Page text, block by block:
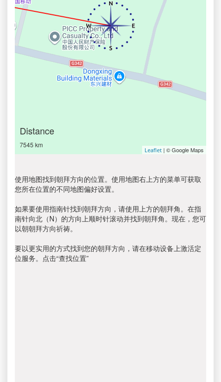
Distance
7545 km
Leaflet | © Google Maps
使用地图找到朝拜方向的位置。使用地图右上方的菜单可获取
您所在位置的不同地图偏好设置。
如果要使用指南针找到朝拜方向，请使用上方的朝拜角。在指
南针向北（N）的方向上顺时针滚动并找到朝拜角。现在，您可
以朝朝拜方向祈祷。
要以更实用的方式找到您的朝拜方向，请在移动设备上激活定
位服务。点击“查找位置”